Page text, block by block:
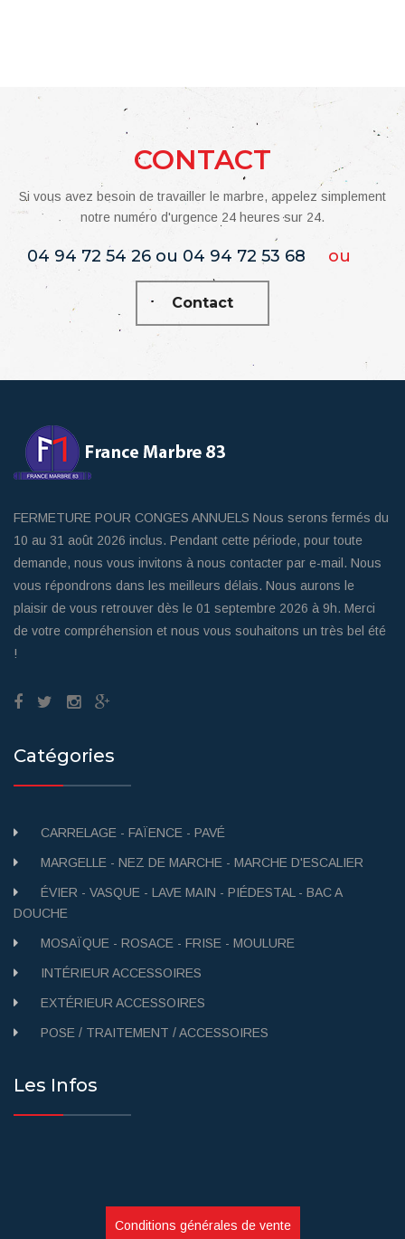
CONTACT
Si vous avez besoin de travailler le marbre, appelez simplement
notre numéro d'urgence 24 heures sur 24.
04 94 72 54 26 ou 04 94 72 53 68 ou
Contact
FERMETURE POUR CONGES ANNUELS Nous serons fermés du
10 au 31 août 2026 inclus. Pendant cette période, pour toute
demande, nous vous invitons à nous contacter par e-mail. Nous
vous répondrons dans les meilleurs délais. Nous aurons le
plaisir de vous retrouver dès le 01 septembre 2026 à 9h. Merci
de votre compréhension et nous vous souhaitons un très bel été
!
Catégories
CARRELAGE - FAÏENCE - PAVÉ
MARGELLE - NEZ DE MARCHE - MARCHE D'ESCALIER
ÉVIER - VASQUE - LAVE MAIN - PIÉDESTAL - BAC A
DOUCHE
MOSAÏQUE - ROSACE - FRISE - MOULURE
INTÉRIEUR ACCESSOIRES
EXTÉRIEUR ACCESSOIRES
POSE / TRAITEMENT / ACCESSOIRES
Les Infos
Conditions générales de vente